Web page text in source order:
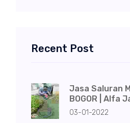
Recent Post
Jasa Saluran
BOGOR | Alfa
03-01-2022